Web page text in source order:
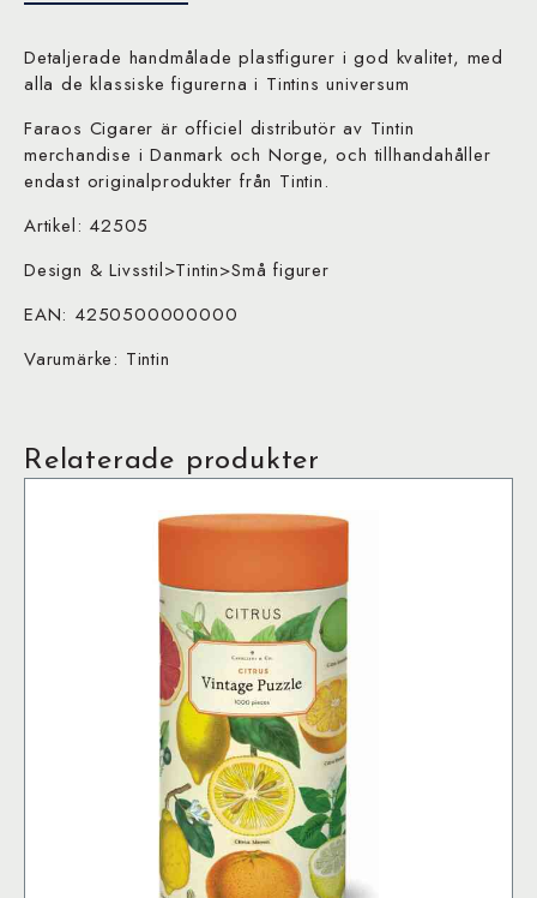
Detaljerade handmålade plastfigurer i god kvalitet, med
alla de klassiske figurerna i Tintins universum
Faraos Cigarer är officiel distributör av Tintin
merchandise i Danmark och Norge, och tillhandahåller
endast originalprodukter från Tintin.
Artikel: 42505
Design & Livsstil>Tintin>Små figurer
EAN: 4250500000000
Varumärke: Tintin
Relaterade produkter